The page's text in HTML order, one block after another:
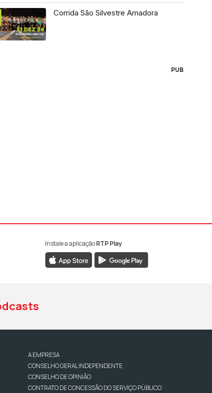
Corrida São Silvestre Amadora
PUB
da RTP Antena 1
da RTP Antena 1
da RTP Antena 1
Instale a aplicaçãoRTP Play
A EMPRESA
CONSELHO GERAL INDEPENDENTE
CONSELHO DE OPINIÃO
CONTRATO DE CONCESSÃO DO SERVIÇO PÚBLICO